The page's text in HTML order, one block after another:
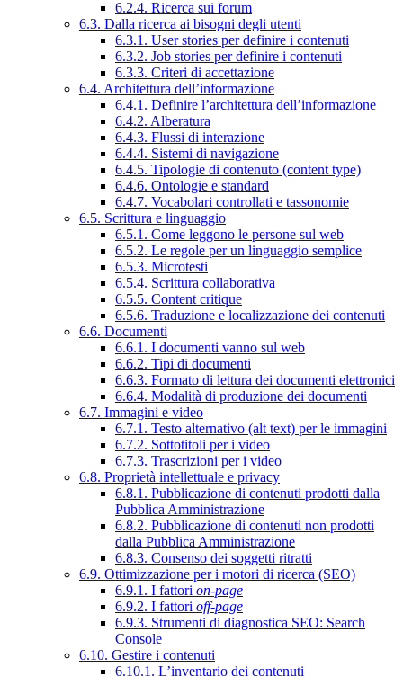
6.2.4. Ricerca sui forum
6.3. Dalla ricerca ai bisogni degli utenti
6.3.1. User stories per definire i contenuti
6.3.2. Job stories per definire i contenuti
6.3.3. Criteri di accettazione
6.4. Architettura dell’informazione
6.4.1. Definire l’architettura dell’informazione
6.4.2. Alberatura
6.4.3. Flussi di interazione
6.4.4. Sistemi di navigazione
6.4.5. Tipologie di contenuto (content type)
6.4.6. Ontologie e standard
6.4.7. Vocabolari controllati e tassonomie
6.5. Scrittura e linguaggio
6.5.1. Come leggono le persone sul web
6.5.2. Le regole per un linguaggio semplice
6.5.3. Microtesti
6.5.4. Scrittura collaborativa
6.5.5. Content critique
6.5.6. Traduzione e localizzazione dei contenuti
6.6. Documenti
6.6.1. I documenti vanno sul web
6.6.2. Tipi di documenti
6.6.3. Formato di lettura dei documenti elettronici
6.6.4. Modalità di produzione dei documenti
6.7. Immagini e video
6.7.1. Testo alternativo (alt text) per le immagini
6.7.2. Sottotitoli per i video
6.7.3. Trascrizioni per i video
6.8. Proprietà intellettuale e privacy
6.8.1. Pubblicazione di contenuti prodotti dalla
Pubblica Amministrazione
6.8.2. Pubblicazione di contenuti non prodotti
dalla Pubblica Amministrazione
6.8.3. Consenso dei soggetti ritratti
6.9. Ottimizzazione per i motori di ricerca (SEO)
6.9.1. I fattori on-page
6.9.2. I fattori off-page
6.9.3. Strumenti di diagnostica SEO: Search
Console
6.10. Gestire i contenuti
6.10.1. L’inventario dei contenuti